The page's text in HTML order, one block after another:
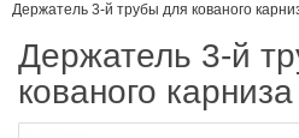
Держатель 3-й трубы для кованого
Держатель 3-й
кованого